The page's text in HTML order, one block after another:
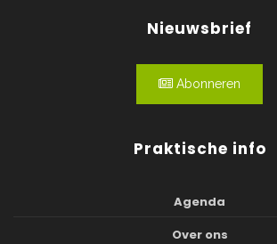
Nieuwsbrief
Abonneren
Praktische info
Agenda
Over ons